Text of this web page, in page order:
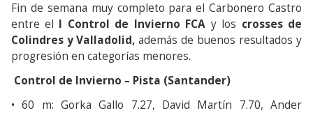
Fin de semana muy completo para el Carbonero Castro
entre el I Control de Invierno FCA y los crosses de
Colindres y Valladolid, además de buenos resultados y
progresión en categorías menores.
Control de Invierno – Pista (Santander)
• 60 m: Gorka Gallo 7.27, David Martín 7.70, Ander